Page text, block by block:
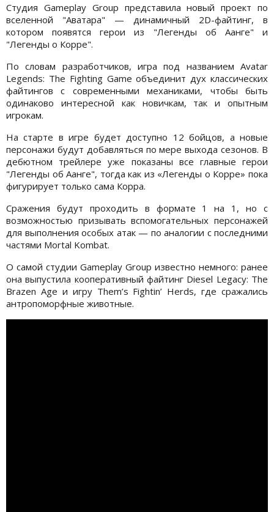
Студия Gameplay Group представила новый проект по
вселенной "Аватара" — динамичный 2D-файтинг, в
котором появятся герои из "Легенды об Аанге" и
"Легенды о Корре".
По словам разработчиков, игра под названием Avatar
Legends: The Fighting Game объединит дух классических
файтингов с современными механиками, чтобы быть
одинаково интересной как новичкам, так и опытным
игрокам.
На старте в игре будет доступно 12 бойцов, а новые
персонажи будут добавляться по мере выхода сезонов. В
дебютном трейлере уже показаны все главные герои
"Легенды об Аанге", тогда как из «Легенды о Корре» пока
фигурирует только сама Корра.
Сражения будут проходить в формате 1 на 1, но с
возможностью призывать вспомогательных персонажей
для выполнения особых атак — по аналогии с последними
частями Mortal Kombat.
О самой студии Gameplay Group известно немного: ранее
она выпустила кооперативный файтинг Diesel Legacy: The
Brazen Age и игру Them’s Fightin’ Herds, где сражались
антропоморфные животные.